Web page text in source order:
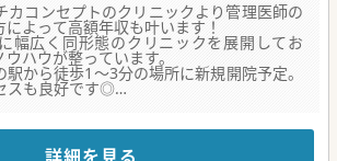
コンセプトのクリニックより管理医師の
よって高額年収も叶います！
幅広く同形態のクリニックを展開してお
ハウが整っています。
から徒歩1～3分の場所に新規開院予定。
スも良好です◎
という好立地に新規開院予定。通勤の利
方面や神奈川県からもアクセス良好です。